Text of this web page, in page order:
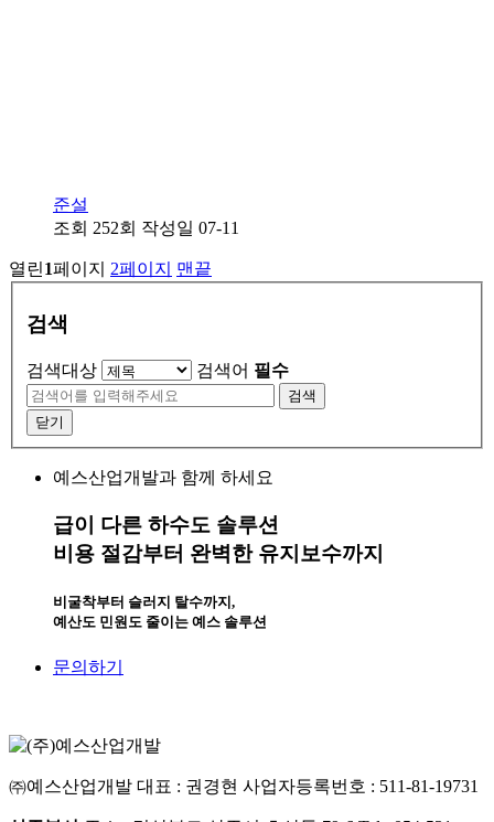
준설
조회 252회 작성일 07-11
열린1페이지 2페이지 맨끝
검색
검색대상 검색어 필수
검색
닫기
예스산업개발과 함께 하세요
급이 다른 하수도 솔루션
비용 절감부터 완벽한 유지보수까지
비굴착부터 슬러지 탈수까지,
예산도 민원도 줄이는 예스 솔루션
문의하기
㈜예스산업개발 대표 : 권경현 사업자등록번호 : 511-81-19731